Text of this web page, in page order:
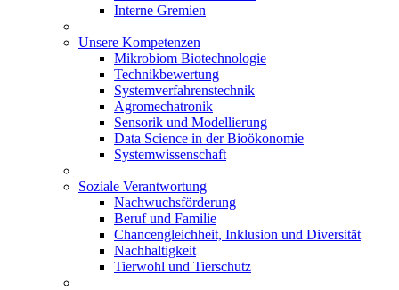
Interne Gremien
Unsere Kompetenzen
Mikrobiom Biotechnologie
Technikbewertung
Systemverfahrenstechnik
Agromechatronik
Sensorik und Modellierung
Data Science in der Bioökonomie
Systemwissenschaft
Soziale Verantwortung
Nachwuchsförderung
Beruf und Familie
Chancengleichheit, Inklusion und Diversität
Nachhaltigkeit
Tierwohl und Tierschutz